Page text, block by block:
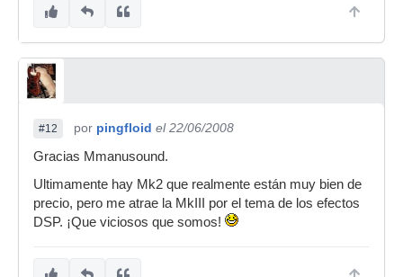
#12 por pingfloid el 22/06/2008
Gracias Mmanusound.
Ultimamente hay Mk2 que realmente están muy bien de
precio, pero me atrae la MkIII por el tema de los efectos
DSP. ¡Que viciosos que somos!